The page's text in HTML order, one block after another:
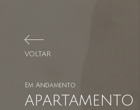
VOLTAR
Em Andamento